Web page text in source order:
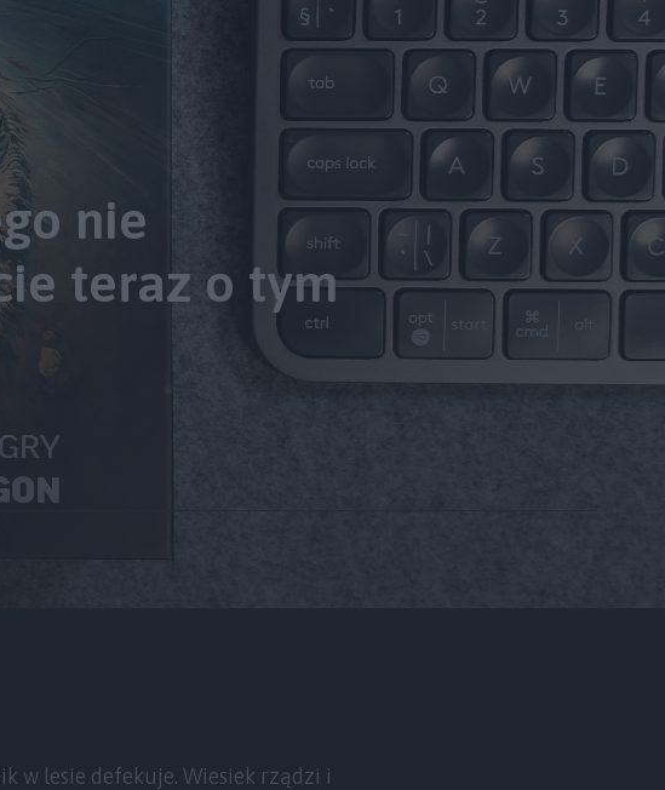
nie
teraz o tym
w lesie defekuje. Wiesiek rządzi i